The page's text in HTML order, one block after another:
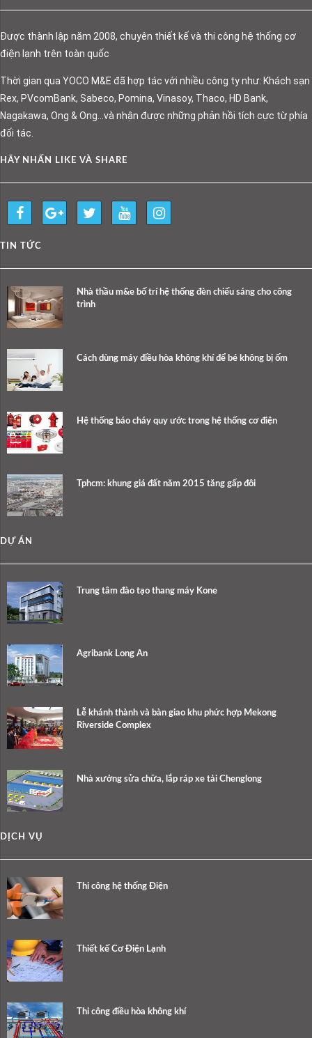
Được thành lập năm 2008, chuyên thiết kế và thi công hệ thống cơ
điện lạnh trên toàn quốc
Thời gian qua YOCO M&E đã hợp tác với nhiều công ty như: Khách sạn
Rex, PVcomBank, Sabeco, Pomina, Vinasoy, Thaco, HD Bank,
Nagakawa, Ong & Ong…và nhận được những phản hồi tích cực từ phía
đối tác.
HÃY NHẤN LIKE VÀ SHARE
TIN TỨC
Nhà thầu m&e bố trí hệ thống đèn chiếu sáng cho công
trình
Cách dùng máy điều hòa không khí để bé không bị ốm
Hệ thống báo cháy quy ước trong hệ thống cơ điện
Tphcm: khung giá đất năm 2015 tăng gấp đôi
DỰ ÁN
Trung tâm đào tạo thang máy Kone
Agribank Long An
Lễ khánh thành và bàn giao khu phức hợp Mekong
Riverside Complex
Nhà xưởng sửa chữa, lắp ráp xe tải Chenglong
DỊCH VỤ
Thi công hệ thống Điện
Thiết kế Cơ Điện Lạnh
Thi công điều hòa không khí